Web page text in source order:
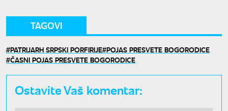
TAGOVI
PATRIJARH SRPSKI PORFIRIJE POJAS PRESVETE BOGORODICE
ČASNI POJAS PRESVETE BOGORODICE
Ostavite Vaš komentar: